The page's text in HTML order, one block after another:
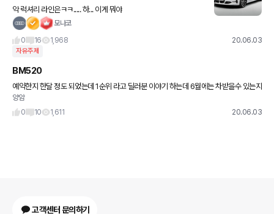
악 럭셔리 라인은ㅋㅋ..... 하... 이게 뭐야
모나코
0
16 1,968 20.06.03
자유주제
BM520
예약한지 한달 정도 되었는데 1순위 라고 딜러분 이야기 하는데 6월에는 차받을수 있는지
양암
0
10 1,611 20.06.03
고객센터 문의하기